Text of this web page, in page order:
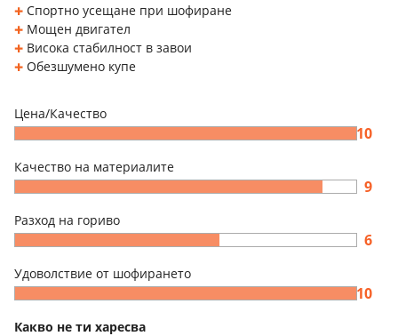
Спортно усещане при шофиране
Мощен двигател
Висока стабилност в завои
Обезшумено купе
Цена/Качество
10
Качество на материалите
9
Разход на гориво
6
Удоволствие от шофирането
10
Какво не ти харесва